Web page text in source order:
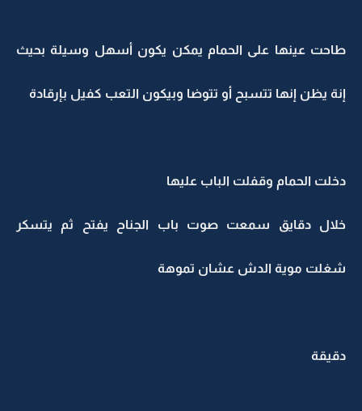
طاحت عينها على الحمام يمكن يكون أسهل وسيلة بحيث
إنة يظن إنها تتسبح أو تتوضا وبيكون التعب كفيل بإرقادة
دخلت الحمام وقفلت الباب عليها
خلال دقايق سمعت صوت باب الجناح يفتح ثم يتسكر
شغلت موية الدش عشان تموهة
دقيقة